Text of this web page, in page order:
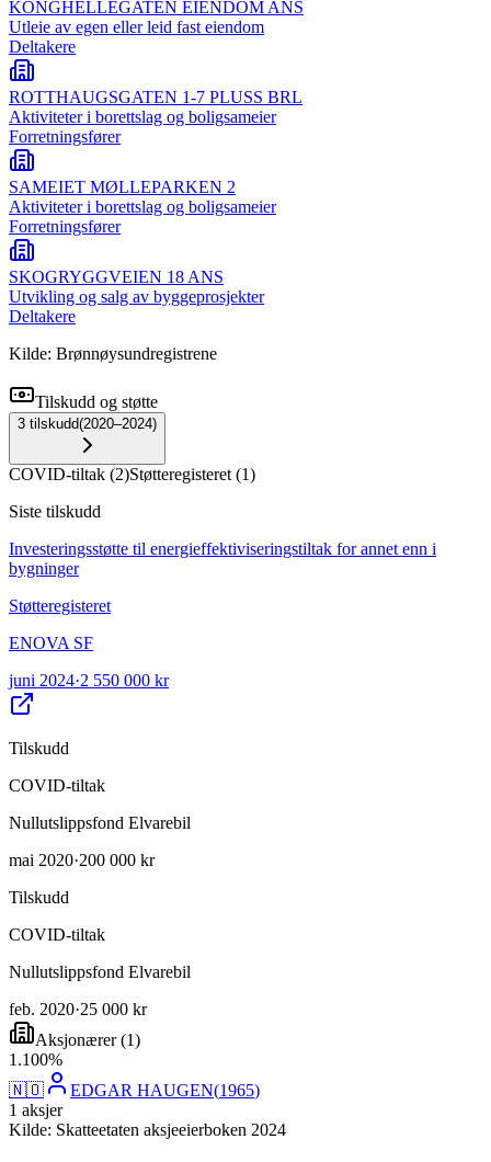
KONGHELLEGATEN EIENDOM ANS
Utleie av egen eller leid fast eiendom
Deltakere
ROTTHAUGSGATEN 1-7 PLUSS BRL
Aktiviteter i borettslag og boligsameier
Forretningsfører
SAMEIET MØLLEPARKEN 2
Aktiviteter i borettslag og boligsameier
Forretningsfører
SKOGRYGGVEIEN 18 ANS
Utvikling og salg av byggeprosjekter
Deltakere
Kilde: Brønnøysundregistrene
Tilskudd og støtte
3 tilskudd(2020–2024)
COVID-tiltak (2)Støtteregisteret (1)
Siste tilskudd
Investeringsstøtte til energieffektiviseringstiltak for annet enn i
bygninger
Støtteregisteret
ENOVA SF
juni 2024·2 550 000 kr
Tilskudd
COVID-tiltak
Nullutslippsfond Elvarebil
mai 2020·200 000 kr
Tilskudd
COVID-tiltak
Nullutslippsfond Elvarebil
feb. 2020·25 000 kr
Aksjonærer(1)
1 .100%
🇳🇴
EDGAR HAUGEN(1965)
1 aksjer
Kilde: Skatteetaten aksjeeierboken 2024